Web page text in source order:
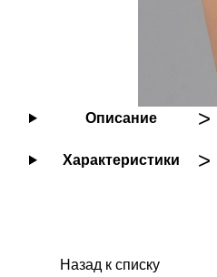
Описание
Характеристики
Назад к списку